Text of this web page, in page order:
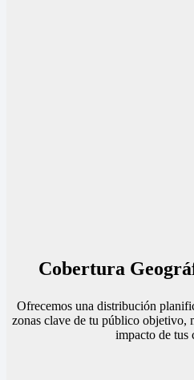
Cobertura
Ofrecemos una distribución
zonas clave de tu público
impacto de tus